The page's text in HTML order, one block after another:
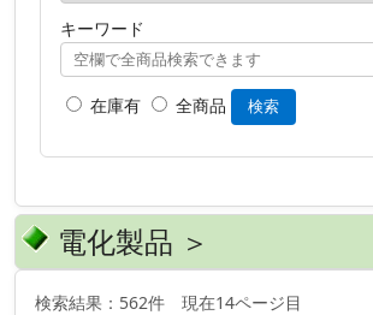
キーワード
在庫有 全商品 検索
電化製品 ＞
検索結果：562件 現在14ページ目